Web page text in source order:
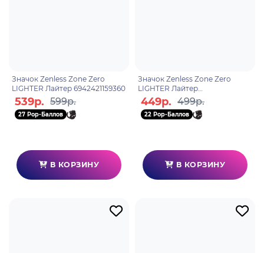
Значок Zenless Zone Zero
LIGHTER Лайтер 6942421159360
539р. 599р.
27 Pop-Баллов
В КОРЗИНУ
Значок Zenless Zone Zero
LIGHTER Лайтер
6942630802255
449р. 499р.
22 Pop-Баллов
В КОРЗИНУ